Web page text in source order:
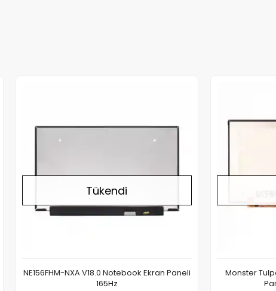
Tükendi
NE156FHM-NXA V18.0 Notebook Ekran Paneli
165Hz
Monster